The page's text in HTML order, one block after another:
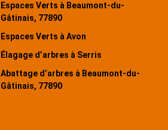
Espaces Verts à Beaumont-du-
Gâtinais, 77890
Espaces Verts à Avon
Élagage d’arbres à Serris
Abattage d’arbres à Beaumont-du-
Gâtinais, 77890